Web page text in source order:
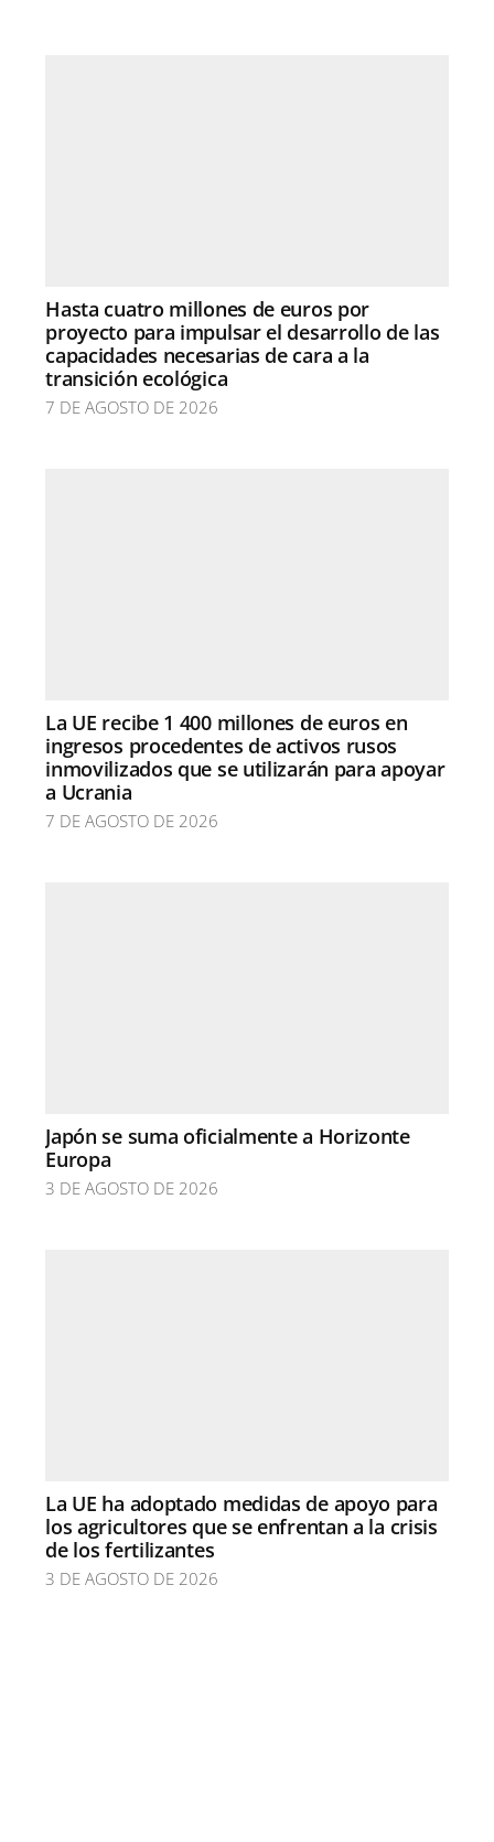
Hasta cuatro millones de euros por
proyecto para impulsar el desarrollo de las
capacidades necesarias de cara a la
transición ecológica
7 DE AGOSTO DE 2026
La UE recibe 1 400 millones de euros en
ingresos procedentes de activos rusos
inmovilizados que se utilizarán para apoyar
a Ucrania
7 DE AGOSTO DE 2026
Japón se suma oficialmente a Horizonte
Europa
3 DE AGOSTO DE 2026
La UE ha adoptado medidas de apoyo para
los agricultores que se enfrentan a la crisis
de los fertilizantes
3 DE AGOSTO DE 2026